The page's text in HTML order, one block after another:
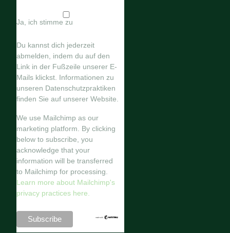
Ja, ich stimme zu
Du kannst dich jederzeit
abmelden, indem du auf den
Link in der Fußzeile unserer E-
Mails klickst. Informationen zu
unseren Datenschutzpraktiken
finden Sie auf unserer Website.
We use Mailchimp as our
marketing platform. By clicking
below to subscribe, you
acknowledge that your
information will be transferred
to Mailchimp for processing.
Learn more about Mailchimp's
privacy practices here.